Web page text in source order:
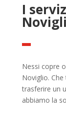
I
Nessi copre
Noviglio.
trasferire un
abbiamo la